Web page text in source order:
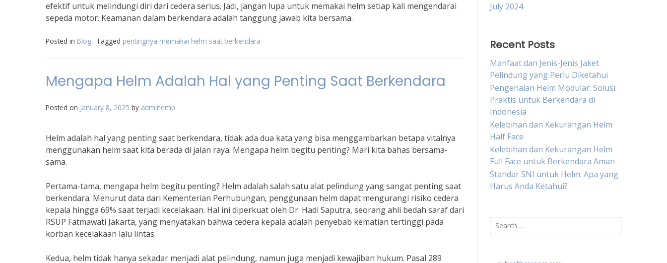
efektif untuk melindungi diri dari cedera serius. Jadi, jangan lupa untuk memakai helm setiap kali mengendarai
sepeda motor. Keamanan dalam berkendara adalah tanggung jawab kita bersama.
Posted in Blog Tagged pentingnya memakai helm saat berkendara
Mengapa Helm Adalah Hal yang Penting Saat Berkendara
Posted on January 8, 2025 by adminemp
Helm adalah hal yang penting saat berkendara, tidak ada dua kata yang bisa menggambarkan betapa vitalnya
menggunakan helm saat kita berada di jalan raya. Mengapa helm begitu penting? Mari kita bahas bersama-
sama.
Pertama-tama, mengapa helm begitu penting? Helm adalah salah satu alat pelindung yang sangat penting saat
berkendara. Menurut data dari Kementerian Perhubungan, penggunaan helm dapat mengurangi risiko cedera
kepala hingga 69% saat terjadi kecelakaan. Hal ini diperkuat oleh Dr. Hadi Saputra, seorang ahli bedah saraf dari
RSUP Fatmawati Jakarta, yang menyatakan bahwa cedera kepala adalah penyebab kematian tertinggi pada
korban kecelakaan lalu lintas.
Kedua, helm tidak hanya sekadar menjadi alat pelindung, namun juga menjadi kewajiban hukum. Pasal 289
July 2024
Recent Posts
Manfaat dan Jenis-Jenis Jaket
Pelindung yang Perlu Diketahui
Pengenalan Helm Modular: Solusi
Praktis untuk Berkendara di
Indonesia
Kelebihan dan Kekurangan Helm
Half Face
Kelebihan dan Kekurangan Helm
Full Face untuk Berkendara Aman
Standar SNI untuk Helm: Apa yang
Harus Anda Ketahui?
Search
for: